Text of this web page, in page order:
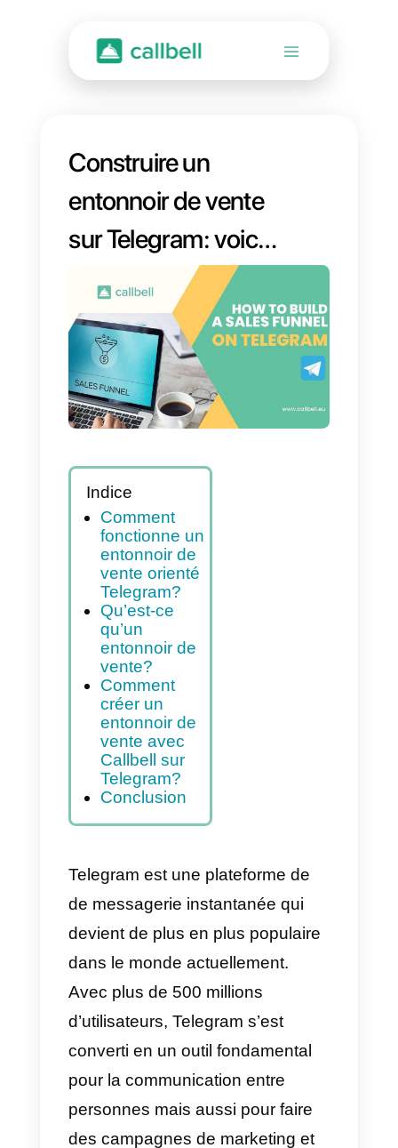
Construire un
entonnoir de vente
sur Telegram: voici
comment
Indice
Comment
fonctionne un
entonnoir de
vente orienté
Telegram?
Qu’est-ce
qu’un
entonnoir de
vente?
créer un
entonnoir de
vente avec
Callbell sur
Telegram?
Telegram est une plateforme de
de messagerie instantanée qui